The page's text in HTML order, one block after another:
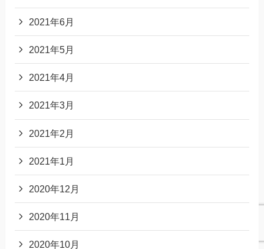
2021年6月
2021年5月
2021年4月
2021年3月
2021年2月
2021年1月
2020年12月
2020年11月
2020年10月